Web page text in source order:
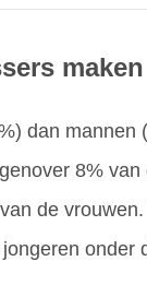
dan
8%
de
onder